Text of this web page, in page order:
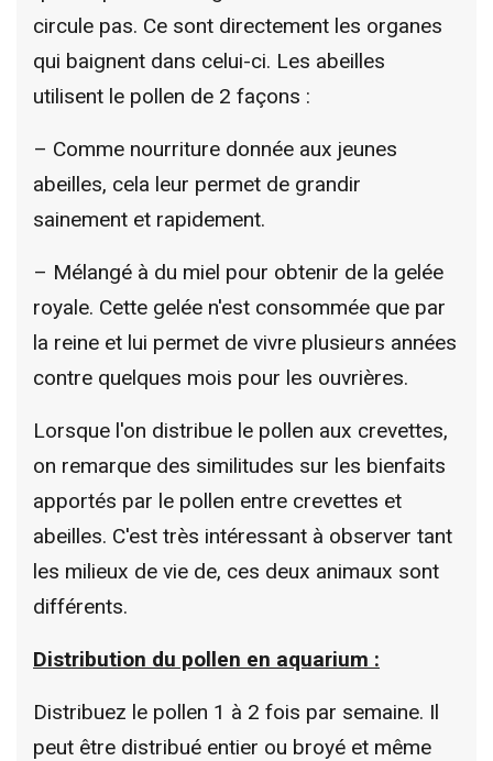
circule pas. Ce sont directement les organes
qui baignent dans celui-ci. Les abeilles
utilisent le pollen de 2 façons :
– Comme nourriture donnée aux jeunes
abeilles, cela leur permet de grandir
sainement et rapidement.
– Mélangé à du miel pour obtenir de la gelée
royale. Cette gelée n'est consommée que par
la reine et lui permet de vivre plusieurs années
contre quelques mois pour les ouvrières.
Lorsque l'on distribue le pollen aux crevettes,
on remarque des similitudes sur les bienfaits
apportés par le pollen entre crevettes et
abeilles. C'est très intéressant à observer tant
les milieux de vie de, ces deux animaux sont
différents.
Distribution du pollen en aquarium :
Distribuez le pollen 1 à 2 fois par semaine. Il
peut être distribué entier ou broyé et même